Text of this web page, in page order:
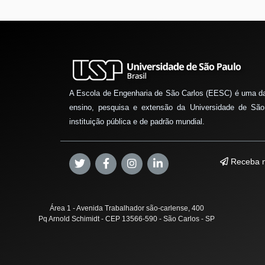
A Escola de Engenharia de São Carlos (EESC) é uma
ensino, pesquisa e extensão da Universidade de
instituição pública e de padrão mundial.
Receba
Área 1 - Avenida Trabalhador são-carlense, 400
Pq Arnold Schimidt - CEP 13566-590 - São Carlos - SP